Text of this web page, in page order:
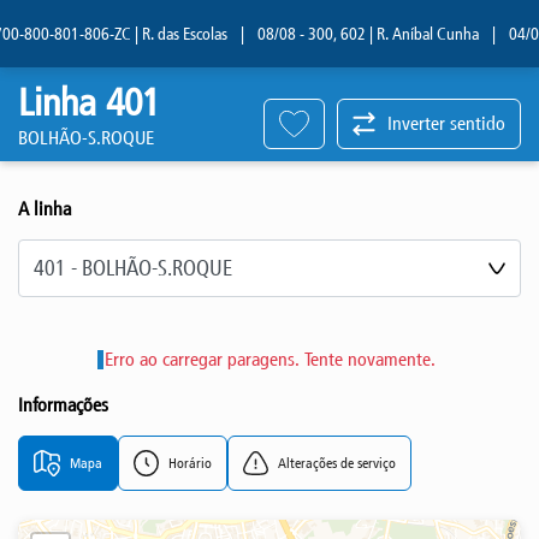
801-806-ZC | R. das Escolas | 08/08 - 300, 602 | R. Aníbal Cunha | 04/
Linha 401
BOLHÃO-S.ROQUE
Inverter sentido
A linha
Selecione a linha
Erro ao carregar paragens. Tente novamente.
Informações
Mapa Horário Alterações de serviço